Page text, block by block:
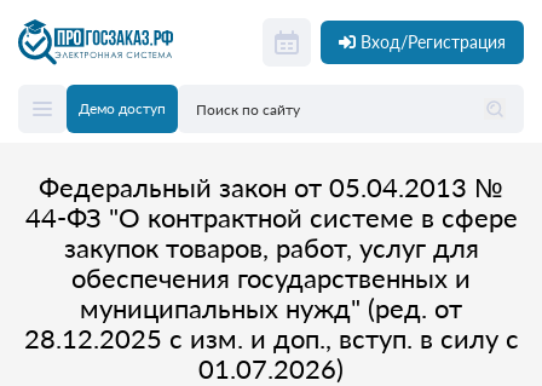
Вход/Регистрация
Демо доступ
Федеральный закон от 05.04.2013 №
44-ФЗ "О контрактной системе в сфере
закупок товаров, работ, услуг для
обеспечения государственных и
муниципальных нужд" (ред. от
28.12.2025 с изм. и доп., вступ. в силу с
01.07.2026)